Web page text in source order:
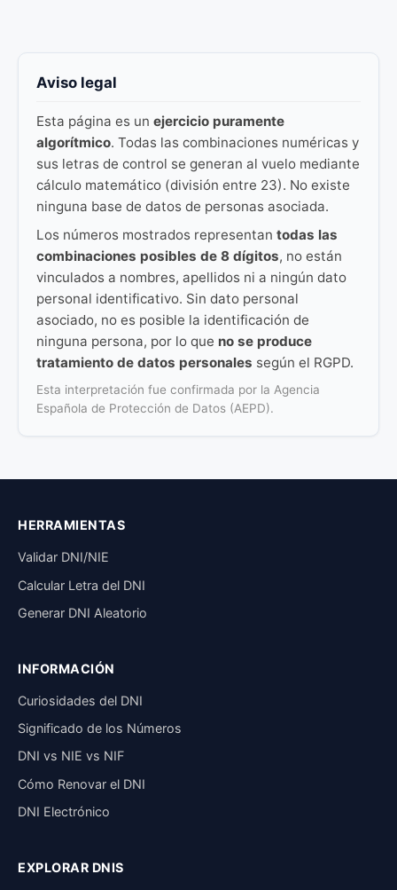
Aviso legal
Esta página es un ejercicio puramente
algorítmico. Todas las combinaciones numéricas y
sus letras de control se generan al vuelo mediante
cálculo matemático (división entre 23). No existe
ninguna base de datos de personas asociada.
Los números mostrados representan todas las
combinaciones posibles de 8 dígitos, no están
vinculados a nombres, apellidos ni a ningún dato
personal identificativo. Sin dato personal
asociado, no es posible la identificación de
ninguna persona, por lo que no se produce
tratamiento de datos personales según el RGPD.
Esta interpretación fue confirmada por la Agencia
Española de Protección de Datos (AEPD).
HERRAMIENTAS
Validar DNI/NIE
Calcular Letra del DNI
Generar DNI Aleatorio
INFORMACIÓN
Curiosidades del DNI
Significado de los Números
DNI vs NIE vs NIF
Cómo Renovar el DNI
DNI Electrónico
EXPLORAR DNIS